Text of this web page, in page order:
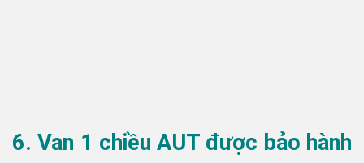
6. Van 1 chiều AUT được bảo hành